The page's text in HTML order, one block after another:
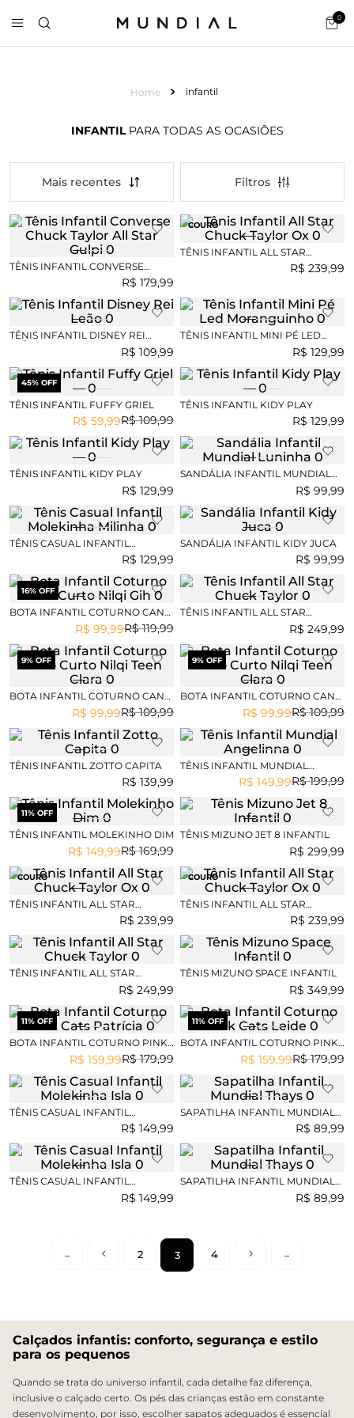
0
infantil
INFANTIL PARA TODAS AS OCASIÕES
Mais recentes
TÊNIS INFANTIL CONVERSE
CHUCK TAYLOR ALL STAR GULPI
R$ 179,99
COURO
TÊNIS INFANTIL ALL STAR
R$ 239,99
TÊNIS INFANTIL DISNEY REI
R$ 109,99
TÊNIS INFANTIL MINI PÉ LED
R$ 129,99
45% OFF
TÊNIS INFANTIL FUFFY GRIEL
R$ 109,99
R$ 59,99
TÊNIS INFANTIL KIDY PLAY
R$ 129,99
TÊNIS INFANTIL KIDY PLAY
R$ 129,99
SANDÁLIA INFANTIL MUNDIAL
R$ 99,99
TÊNIS CASUAL INFANTIL
R$ 129,99
SANDÁLIA INFANTIL KIDY JUCA
R$ 99,99
16% OFF
BOTA INFANTIL COTURNO CANO
CURTO NILQI GIH
R$ 119,99
R$ 99,99
TÊNIS INFANTIL ALL STAR
R$ 249,99
9% OFF
BOTA INFANTIL COTURNO CANO
CURTO NILQI TEEN CLARA
R$ 109,99
R$ 99,99
9% OFF
BOTA INFANTIL COTURNO CANO
CURTO NILQI TEEN CLARA
R$ 109,99
R$ 99,99
TÊNIS INFANTIL ZOTTO CAPITA
R$ 139,99
TÊNIS INFANTIL MUNDIAL
ANGELINNA
R$ 199,99
R$ 149,99
11% OFF
TÊNIS INFANTIL MOLEKINHO DIM
R$ 169,99
R$ 149,99
TÊNIS MIZUNO JET 8 INFANTIL
R$ 299,99
COURO
TÊNIS INFANTIL ALL STAR
R$ 239,99
COURO
TÊNIS INFANTIL ALL STAR
R$ 239,99
TÊNIS INFANTIL ALL STAR
R$ 249,99
TÊNIS MIZUNO SPACE INFANTIL
R$ 349,99
11% OFF
BOTA INFANTIL COTURNO PINK
CATS PATRÍCIA
R$ 179,99
R$ 159,99
11% OFF
BOTA INFANTIL COTURNO PINK
R$ 179,99
R$ 159,99
TÊNIS CASUAL INFANTIL
R$ 149,99
SAPATILHA INFANTIL MUNDIAL
R$ 89,99
TÊNIS CASUAL INFANTIL
R$ 149,99
SAPATILHA INFANTIL MUNDIAL
R$ 89,99
2 3 4
Calçados infantis: conforto, segurança e estilo
para os pequenos
Quando se trata do universo infantil, cada detalhe faz diferença,
inclusive o calçado certo. Os pés das crianças estão em constante
desenvolvimento, por isso, escolher sapatos adequados é essencial